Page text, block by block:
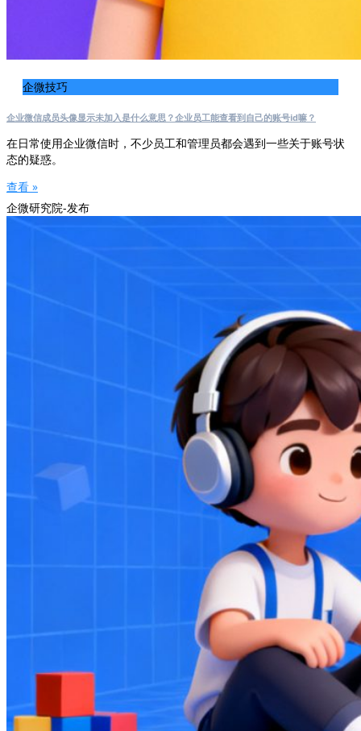
企微技巧
企业微信成员头像显示未加入是什么意思？企业员工能查看到自己的账号id嘛？
在日常使用企业微信时，不少员工和管理员都会遇到一些关于账号状
态的疑惑。
查看 »
企微研究院-发布